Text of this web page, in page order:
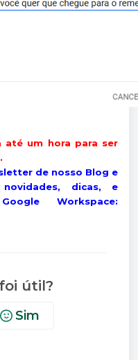
até um hora para ser
de nosso Blog e
dicas, e
Workspace:
útil?
Sim